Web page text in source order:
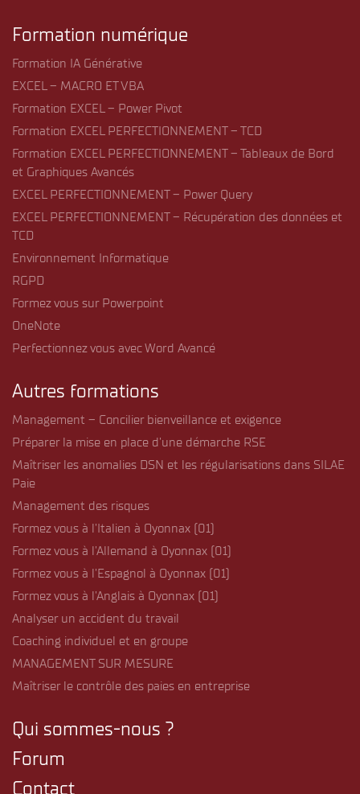
Formation numérique
Formation IA Générative
EXCEL – MACRO ET VBA
Formation EXCEL – Power Pivot
Formation EXCEL PERFECTIONNEMENT – TCD
Formation EXCEL PERFECTIONNEMENT – Tableaux de Bord
et Graphiques Avancés
EXCEL PERFECTIONNEMENT – Power Query
EXCEL PERFECTIONNEMENT – Récupération des données et
TCD
Environnement Informatique
RGPD
Formez vous sur Powerpoint
OneNote
Perfectionnez vous avec Word Avancé
Autres formations
Management – Concilier bienveillance et exigence
Préparer la mise en place d’une démarche RSE
Maîtriser les anomalies DSN et les régularisations dans SILAE
Paie
Management des risques
Formez vous à l’Italien à Oyonnax (01)
Formez vous à l’Allemand à Oyonnax (01)
Formez vous à l’Espagnol à Oyonnax (01)
Formez vous à l’Anglais à Oyonnax (01)
Analyser un accident du travail
Coaching individuel et en groupe
MANAGEMENT SUR MESURE
Maîtriser le contrôle des paies en entreprise
Qui sommes-nous ?
Forum
Contact